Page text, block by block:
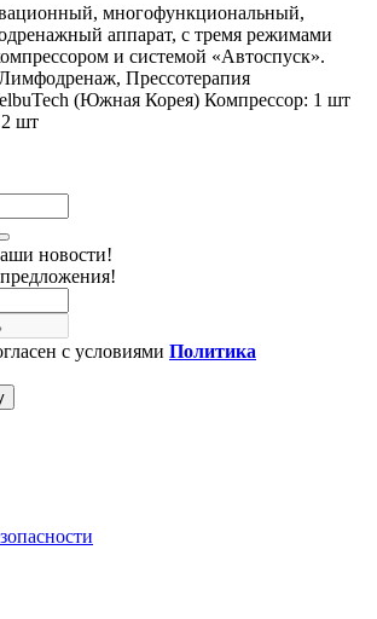
многофункциональный,
аппарат, с тремя режимами
и системой «Автоспуск».
Прессотерапия
(Южная Корея) Компрессор: 1 шт
2 шт
новости!
с условиями Политика